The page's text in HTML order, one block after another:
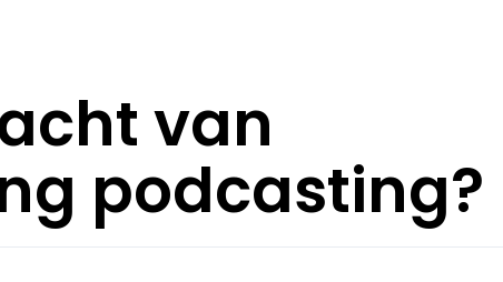
van
podcasting?